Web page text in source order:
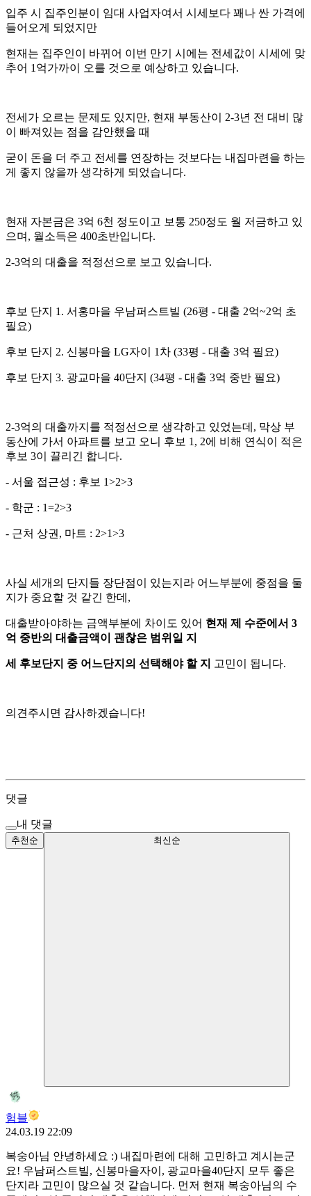
입주 시 집주인분이 임대 사업자여서 시세보다 꽤나 싼 가격에
들어오게 되었지만
현재는 집주인이 바뀌어 이번 만기 시에는 전세값이 시세에 맞
추어 1억가까이 오를 것으로 예상하고 있습니다.
전세가 오르는 문제도 있지만, 현재 부동산이 2-3년 전 대비 많
이 빠져있는 점을 감안했을 때
굳이 돈을 더 주고 전세를 연장하는 것보다는 내집마련을 하는
게 좋지 않을까 생각하게 되었습니다.
현재 자본금은 3억 6천 정도이고 보통 250정도 월 저금하고 있
으며, 월소득은 400초반입니다.
2-3억의 대출을 적정선으로 보고 있습니다.
후보 단지 1. 서홍마을 우남퍼스트빌 (26평 - 대출 2억~2억 초
필요)
후보 단지 2. 신봉마을 LG자이 1차 (33평 - 대출 3억 필요)
후보 단지 3. 광교마을 40단지 (34평 - 대출 3억 중반 필요)
2-3억의 대출까지를 적정선으로 생각하고 있었는데, 막상 부
동산에 가서 아파트를 보고 오니 후보 1, 2에 비해 연식이 적은
후보 3이 끌리긴 합니다.
- 서울 접근성 : 후보 1>2>3
- 학군 : 1=2>3
- 근처 상권, 마트 : 2>1>3
사실 세개의 단지들 장단점이 있는지라 어느부분에 중점을 둘
지가 중요할 것 같긴 한데,
대출받아야하는 금액부분에 차이도 있어 현재 제 수준에서 3
억 중반의 대출금액이 괜찮은 범위일 지
세 후보단지 중 어느단지의 선택해야 할 지 고민이 됩니다.
의견주시면 감사하겠습니다!
댓글
내 댓글
추천순 최신순
험블
24.03.19 22:09
복숭아님 안녕하세요 :) 내집마련에 대해 고민하고 계시는군
요! 우남퍼스트빌, 신봉마을자이, 광교마을40단지 모두 좋은
단지라 고민이 많으실 것 같습니다. 먼저 현재 복숭아님의 수